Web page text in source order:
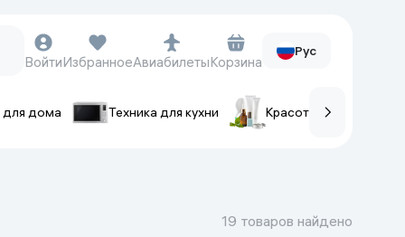
ВойтиИзбранноеАвиабилетыКорзина
Рус
для дома Техника для кухни Красота и уход
19 товаров найдено